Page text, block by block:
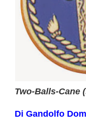
Two-Balls-Cane
Di Gandolfo